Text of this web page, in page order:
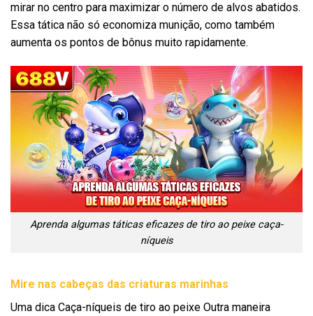
mirar no centro para maximizar o número de alvos abatidos.
Essa tática não só economiza munição, como também
aumenta os pontos de bônus muito rapidamente.
Aprenda algumas táticas eficazes de tiro ao peixe caça-
níqueis
Mire nas cabeças das criaturas marinhas
Uma dica Caça-níqueis de tiro ao peixe Outra maneira